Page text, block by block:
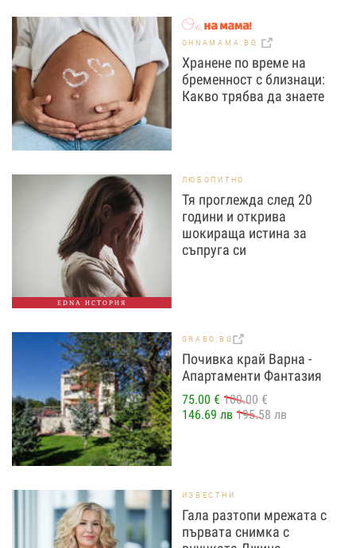
OHNAMAMA.BG
Хранене по време на
бременност с близнаци:
Какво трябва да знаете
EDNA ИСТОРИЯ
ЛЮБОПИТНО
Тя проглежда след 20
години и открива
шокираща истина за
съпруга си
GRABO.BG
Почивка край Варна -
Апартаменти Фантазия
75.00 € 100.00 €
146.69 лв 195.58 лв
ИЗВЕСТНИ
Гала разтопи мрежата с
първата снимка с